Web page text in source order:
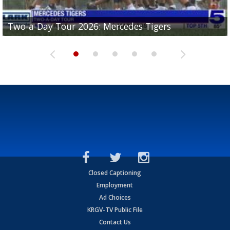
Two-a-Day Tour 2026: Mercedes Tigers
Two-a-Day Tour 2026: Progreso Red Ants
Two-a-Day Tour 2026: Donna Redskins
Two-a-Day Tour 2026: Brownsville Pace Vikings
Two-a-Day Tour 2026: La Joya Coyotes
Closed Captioning
Employment
Ad Choices
KRGV-TV Public File
Contact Us